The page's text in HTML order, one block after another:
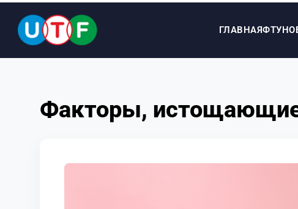
ГЛАВНАЯФТУ
НОВОСТИ
Факторы,